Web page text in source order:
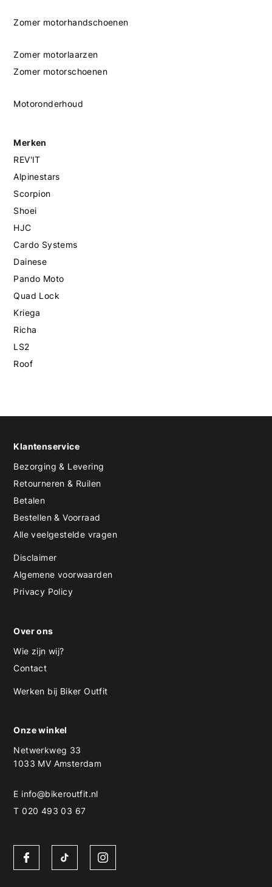
Zomer motorhandschoenen
Zomer motorlaarzen
Zomer motorschoenen
Motoronderhoud
Merken
REV'IT
Alpinestars
Scorpion
Shoei
HJC
Cardo Systems
Dainese
Pando Moto
Quad Lock
Kriega
Richa
LS2
Roof
Klantenservice
Bezorging & Levering
Retourneren & Ruilen
Betalen
Bestellen & Voorraad
Alle veelgestelde vragen
Disclaimer
Algemene voorwaarden
Privacy Policy
Over ons
Wie zijn wij?
Contact
Werken bij Biker Outfit
Onze winkel
Netwerkweg 33
1033 MV Amsterdam
E info@bikeroutfit.nl
T 020 493 03 67